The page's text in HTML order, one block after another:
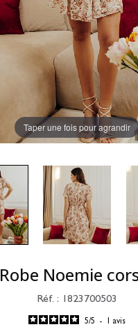
Taper une fois pour agrandir
Robe Noemie
Réf. : 1823700503
5/5 - avis